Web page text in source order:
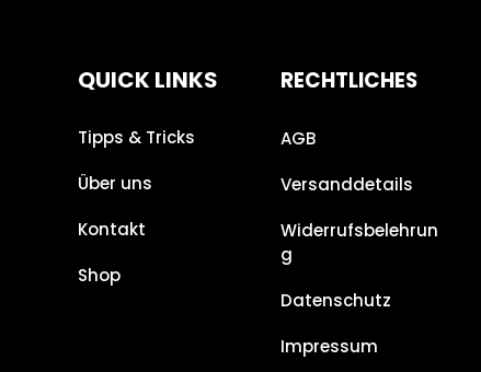
QUICK LINKS
Tipps & Tricks
Über uns
Kontakt
Shop
RECHTLICHES
AGB
Versanddetails
Widerrufsbelehrun
g
Datenschutz
Impressum